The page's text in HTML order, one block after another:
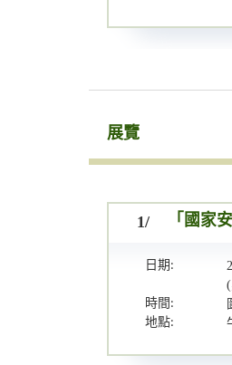
展覽
1/ 「國家
日期:
時間:
地點: